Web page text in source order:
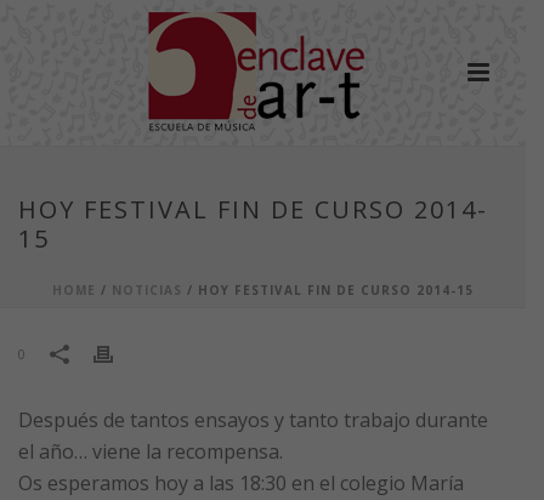
HOY FESTIVAL FIN DE CURSO 2014-
15
HOME / NOTICIAS / HOY FESTIVAL FIN DE CURSO 2014-15
0
Después de tantos ensayos y tanto trabajo durante
el año… viene la recompensa.
Os esperamos hoy a las 18:30 en el colegio María